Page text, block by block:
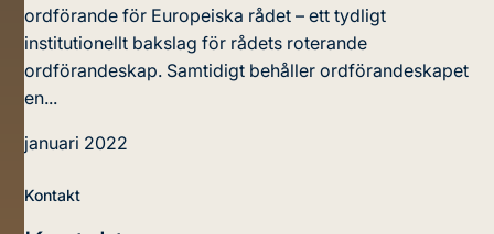
ordförande för Europeiska rådet – ett tydligt
institutionellt bakslag för rådets roterande
ordförandeskap. Samtidigt behåller ordförandeskapet
en...
januari 2022
Kontakt